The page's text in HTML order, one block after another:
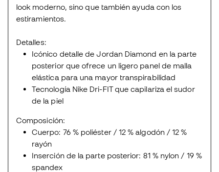
look moderno, sino que también ayuda con los
estiramientos.
Detalles:
Icónico detalle de Jordan Diamond en la parte
posterior que ofrece un ligero panel de malla
elástica para una mayor transpirabilidad
Tecnología Nike Dri-FIT que capilariza el sudor
de la piel
Composición:
Cuerpo: 76 % poliéster / 12 % algodón / 12 %
rayón
Inserción de la parte posterior: 81 % nylon / 19 %
spandex